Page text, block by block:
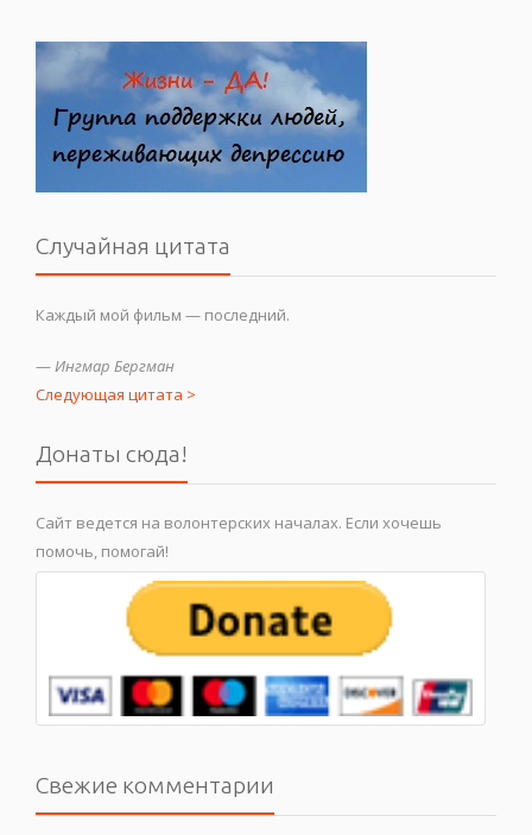
Случайная цитата
Каждый мой фильм — последний.
—Ингмар Бергман
Следующая цитата >
Донаты сюда!
Сайт ведется на волонтерских началах. Если хочешь
помочь, помогай!
Свежие комментарии